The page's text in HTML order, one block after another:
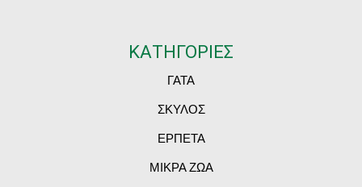
ΚΑΤΗΓΟΡΙΕΣ
ΓΑΤΑ
ΣΚΥΛΟΣ
ΕΡΠΕΤΑ
ΜΙΚΡΑ ΖΩΑ